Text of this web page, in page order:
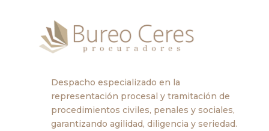
Despacho especializado en la
representación procesal y tramitación de
procedimientos civiles, penales y sociales,
garantizando agilidad, diligencia y seriedad.